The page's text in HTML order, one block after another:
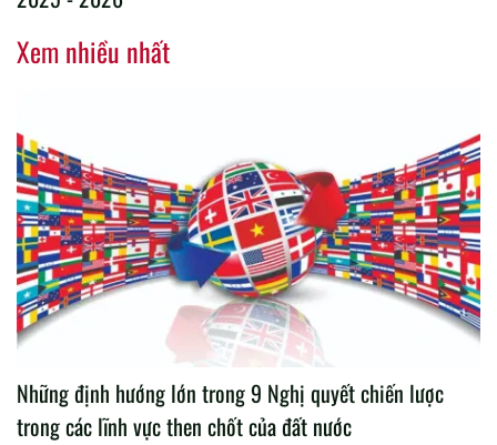
Xem nhiều nhất
Những định hướng lớn trong 9 Nghị quyết chiến lược
trong các lĩnh vực then chốt của đất nước